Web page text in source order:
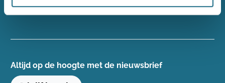
BE 0643 481 073
Altijd op de hoogte ​met de nieuwsbrief